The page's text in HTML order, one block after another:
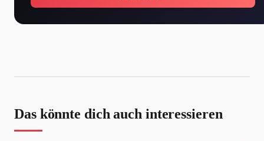
Das könnte dich auch interessieren